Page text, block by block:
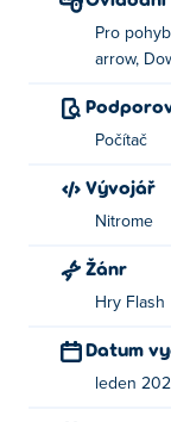
Pro
arrow,
Počítač
Vývojář
Nitrome
Žánr
Hry Flash
Datum
leden